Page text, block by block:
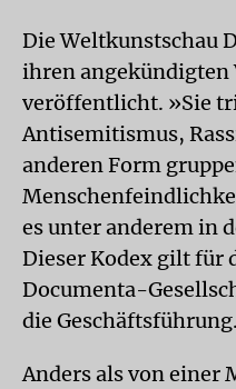
Die Weltkunstschau
ihren angekündigten
veröffentlicht. »Sie
Antisemitismus,
anderen Form
es unter anderem in
Dieser Kodex gilt für
Documenta-
die Geschäftsführung.
Anders als von einer